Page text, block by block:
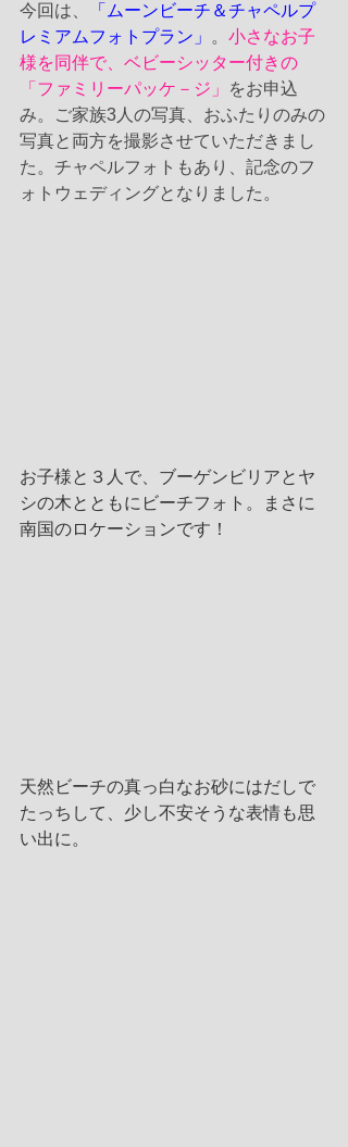
今回は、
「ムーンビーチ＆チャペルプ
レミアムフォトプラン」
。 小さなお子
様を同伴で、ベビーシッター付きの
「ファミリーパッケ－ジ」
をお申込
み。ご家族3人の写真、おふたりのみの
写真と両方を撮影させていただきまし
た。チャペルフォトもあり、記念のフ
ォトウェディングとなりました。
お子様と３人で、ブーゲンビリアとヤ
シの木とともにビーチフォト。まさに
南国のロケーションです！
天然ビーチの真っ白なお砂にはだしで
たっちして、少し不安そうな表情も思
い出に。